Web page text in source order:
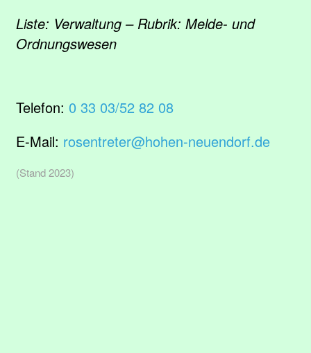
Liste: Verwaltung – Rubrik: Melde- und
Ordnungswesen
Telefon: 0 33 03/52 82 08
E-Mail: rosentreter@hohen-neuendorf.de
(Stand 2023)